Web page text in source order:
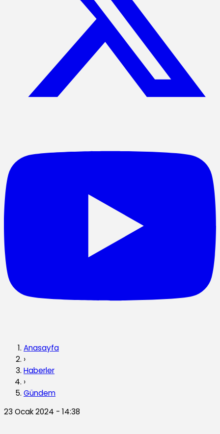
Anasayfa
›
Haberler
›
Gündem
23 Ocak 2024 - 14:38